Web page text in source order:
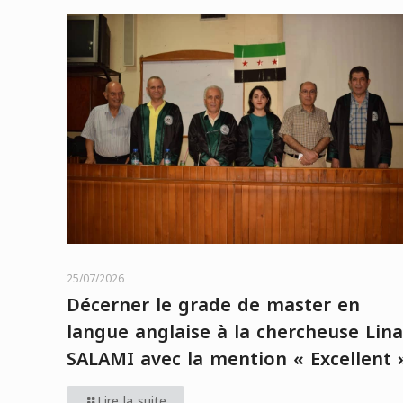
25/07/2026
Décerner le grade de master en
langue anglaise à la chercheuse Lina
SALAMI avec la mention « Excellent